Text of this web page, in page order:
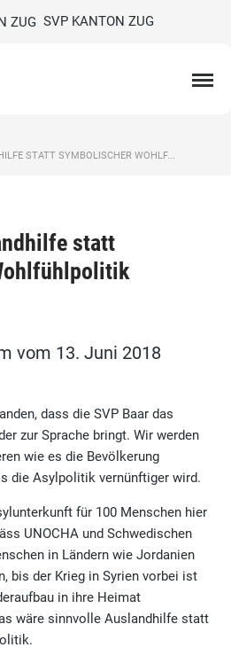
SVP KANTON ZUG
STATT SYMBOLISCHER WOHLF...
statt
vom 13. Juni 2018
dass die SVP Baar das
zur Sprache bringt. Wir werden
wie es die Bevölkerung
die Asylpolitik vernünftiger wird.
für 100 Menschen hier
UNOCHA und Schwedischen
in Ländern wie Jordanien
bis der Krieg in Syrien vorbei ist
in ihre Heimat
wäre sinnvolle Auslandhilfe statt